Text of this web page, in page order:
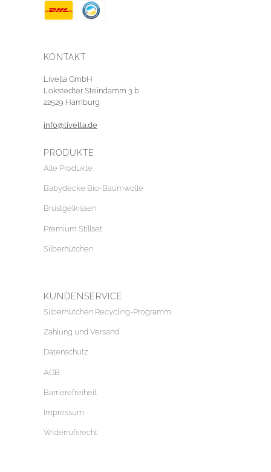
KONTAKT
Livella GmbH
Lokstedter Steindamm 3 b
22529 Hamburg
info@livella.de
PRODUKTE
Alle Produkte
Babydecke Bio-Baumwolle
Brustgelkissen
Premium Stillset
Silberhütchen
KUNDENSERVICE
Silberhütchen Recycling-Programm
Zahlung und Versand
Datenschutz
AGB
Barrierefreiheit
Impressum
Widerrufsrecht